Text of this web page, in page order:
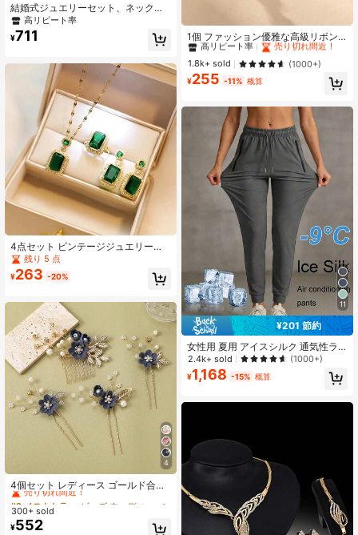
結婚式ジュエリーセット、ネックレ
ス、ピアス、その他上品なアクセサ
リー、結婚式やパーティー、ロイヤ
ルハロウィン用
高リピート率
¥711
4点セット ビンテージジュエリーセ
ット: 精巧な宝石ネックレス、ピアス
&リング、長方形ダイヤモンドが埋め
込まれ、美しさとエレガンスを演
残り 5 点
¥263 -20%
4
4個セット レディース ゴールド合金
リーフヘアコーム、布製フラワーヘ
アクリップ、ブライダル フェイクパ
ール クリスタルヘアピン
売り切れ間近！
#2 ベストセラー
売り切れ間近！
#2 ベストセラー
売り切れ間近！
#2 ベストセラー
ビーズ ウェディングアクセサリー
300+ sold
¥552
1個 ファッション優雅な高級リボン
ストーン&フェイクパールオープン可
能なブレスレット、結婚式や日常着
に適しています
高リピート率
売り切れ間近！
#1 ベストセラー
シルバー 女性用バングル
高リピート率
売り切れ間近！
#1 ベストセラー
シルバー 女性用バングル
高リピート率
売り切れ間近！
#1 ベストセラー
売り切れ間近！
1.8k+ sold (1000+)
¥255 -11% 概算
11
¥201 節約
女性用 夏用 アイスシルク 通気性ラ
ンニングパンツ、ジッパーポケット&
ウエストゴム仕様の軽量スポーツズ
ボン、フィットネス&ジョギング春用
2.4k+ sold (1000+)
¥1,168 -15% 概算